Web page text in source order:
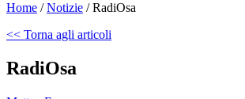
Home /Notizie /RadiOsa
<< Torna agli articoli
RadiOsa